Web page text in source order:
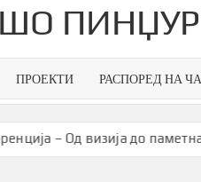
ПРОЕКТИ РАСПОРЕД НА
до паметна заедница